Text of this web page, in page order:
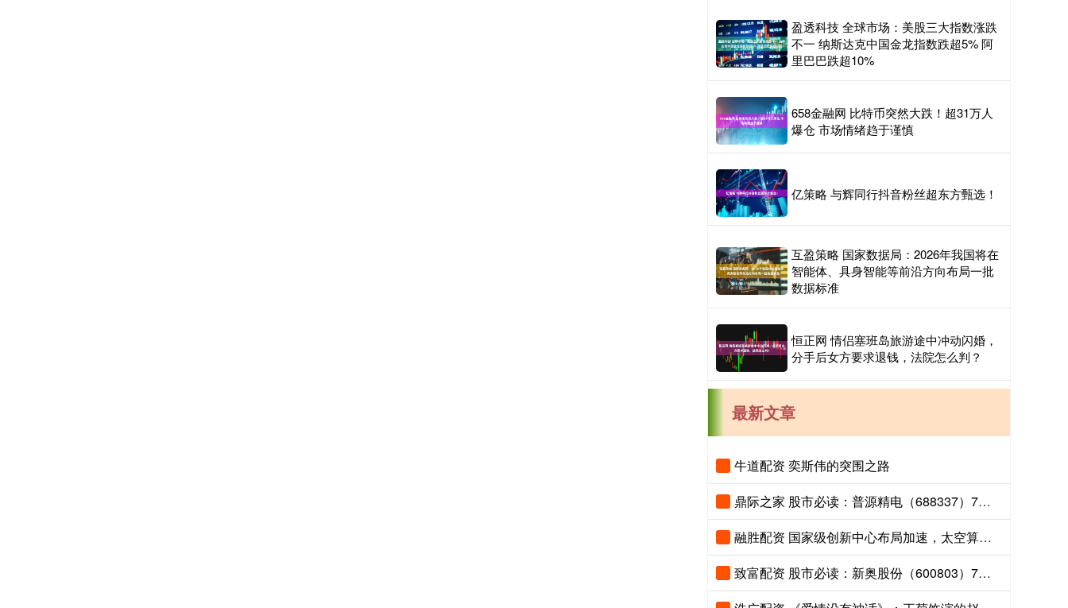
盈透科技 全球市场：美股三大指数涨跌
不一 纳斯达克中国金龙指数跌超5% 阿
里巴巴跌超10%
658金融网 比特币突然大跌！超31万人
爆仓 市场情绪趋于谨慎
亿策略 与辉同行抖音粉丝超东方甄选！
互盈策略 国家数据局：2026年我国将在
智能体、具身智能等前沿方向布局一批
数据标准
恒正网 情侣塞班岛旅游途中冲动闪婚，
分手后女方要求退钱，法院怎么判？
最新文章
牛道配资 奕斯伟的突围之路
鼎际之家 股市必读：普源精电（688337）7月1日主力资金净流入3913.44万元，占总成交额0.0%
融胜配资 国家级创新中心布局加速，太空算力+智能网联汽车产业合作开启
致富配资 股市必读：新奥股份（600803）7月1日主力资金净流入481.41万元，占总成交额0.0%